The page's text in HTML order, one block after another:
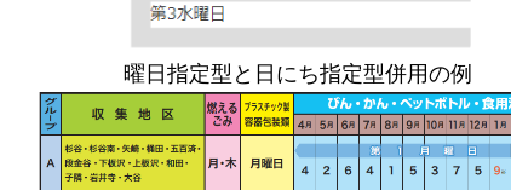
曜日指定型と日にち指定型併用の例